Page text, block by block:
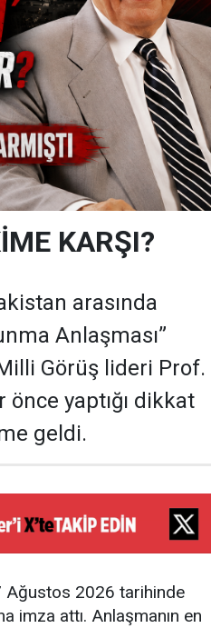
KARŞI?
arasında
Anlaşması”
Görüş lideri Prof.
önce yaptığı dikkat
geldi.
Ağustos 2026 tarihinde
imza attı. Anlaşmanın en